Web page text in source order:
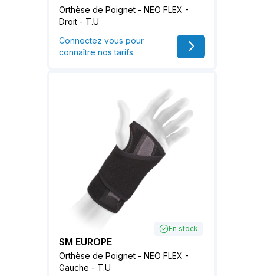
Orthèse de Poignet - NEO FLEX -
Droit - T.U
Connectez vous pour
connaître nos tarifs
En stock
SM EUROPE
Orthèse de Poignet - NEO FLEX -
Gauche - T.U